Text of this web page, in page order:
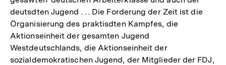
deutsdten Jugend . . . Die Forderung der Zeit ist die
Örganisierung des praktisdten Kampfes, die
Aktionseinheit der gesamten Jugend
Westdeutschlands, die Aktionseinheit der
sozialdemokratischen Jugend, der Mitglieder der FDJ,